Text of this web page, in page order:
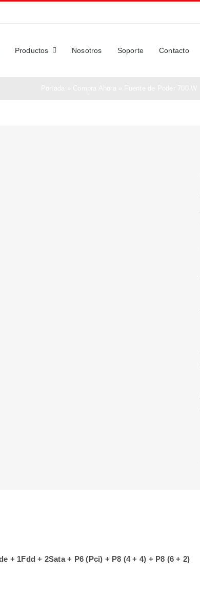
Productos Nosotros Soporte Contacto
+ 1Fdd + 2Sata + P6 (Pci) + P8 (4 + 4) + P8 (6 + 2)